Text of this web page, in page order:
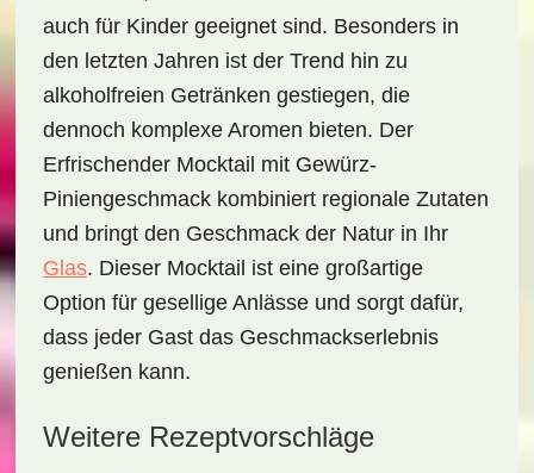
auch für Kinder geeignet sind. Besonders in
den letzten Jahren ist der Trend hin zu
alkoholfreien Getränken gestiegen, die
dennoch komplexe Aromen bieten. Der
Erfrischender Mocktail mit Gewürz-
Piniengeschmackkombiniert regionale Zutaten
und bringt den Geschmack der Natur in Ihr
Glas. Dieser Mocktail ist eine großartige
Option für gesellige Anlässe und sorgt dafür,
dass jeder Gast das Geschmackserlebnis
genießen kann.
Weitere Rezeptvorschläge